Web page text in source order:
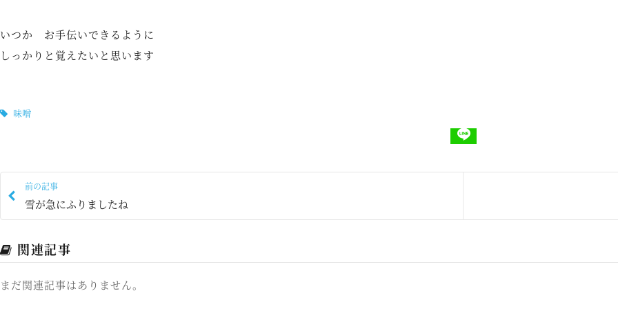
いつか お手伝いできるように
しっかりと覚えたいと思います
味噌
前の記事
雪が急にふりましたね
関連記事
まだ関連記事はありません。